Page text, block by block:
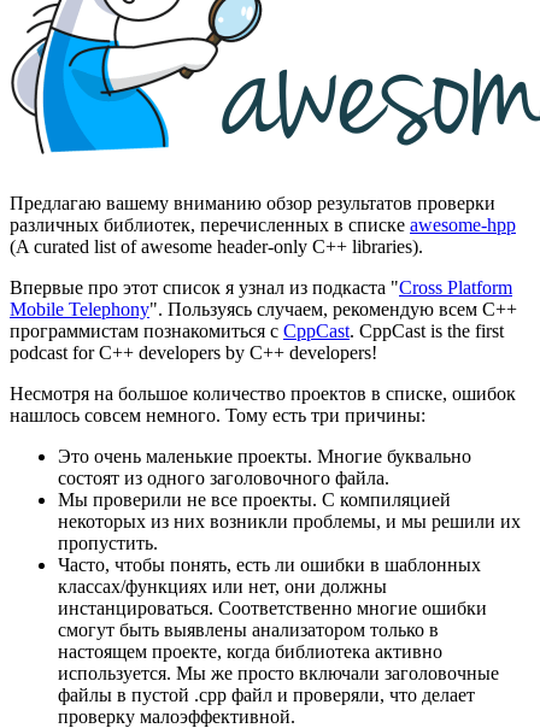
Предлагаю вашему вниманию обзор результатов проверки
различных библиотек, перечисленных в списке awesome-hpp
(A curated list of awesome header-only C++ libraries).
Впервые про этот список я узнал из подкаста "Cross Platform
Mobile Telephony". Пользуясь случаем, рекомендую всем C++
программистам познакомиться с CppCast. CppCast is the first
podcast for C++ developers by C++ developers!
Несмотря на большое количество проектов в списке, ошибок
нашлось совсем немного. Тому есть три причины:
Это очень маленькие проекты. Многие буквально
состоят из одного заголовочного файла.
Мы проверили не все проекты. С компиляцией
некоторых из них возникли проблемы, и мы решили их
пропустить.
Часто, чтобы понять, есть ли ошибки в шаблонных
классах/функциях или нет, они должны
инстанцироваться. Соответственно многие ошибки
смогут быть выявлены анализатором только в
настоящем проекте, когда библиотека активно
используется. Мы же просто включали заголовочные
файлы в пустой .cpp файл и проверяли, что делает
проверку малоэффективной.